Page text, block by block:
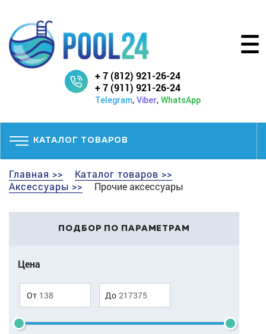
+ 7 (812) 921-26-24
+ 7 (911) 921-26-24
Telegram, Viber, WhatsApp
КАТАЛОГ ТОВАРОВ
Главная >>
Каталог товаров >>
Аксессуары >>
Прочие аксессуары
ПОДБОР ПО ПАРАМЕТРАМ
Цена
От До